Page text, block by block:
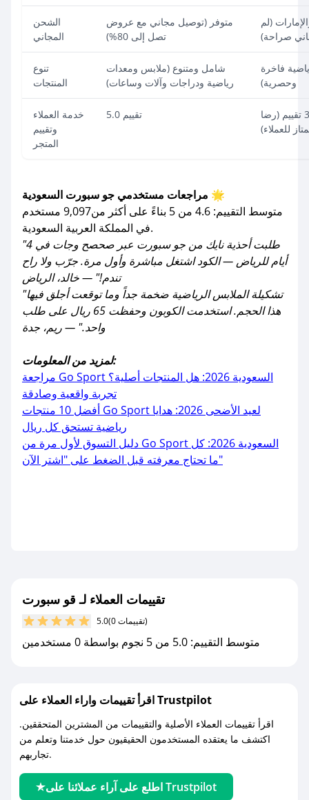
الشحن
المجاني
متوفر (توصيل مجاني مع عروض
تصل إلى 80%)
(لم
صراحة)
تنوع
المنتجات
شامل ومتنوع (ملابس ومعدات
رياضية ودراجات وآلات وساعات)
فاخرة
وحصرية)
خدمة العملاء
وتقييم
المتجر
تقييم 5.0
تقييم 5.0 بناءً على 320 تقييم (رضا
للعملاء)
مراجعات مستخدمي جو سبورت السعودية 🌟
متوسط التقييم: 4.6 من 5 بناءً على أكثر من9,097 مستخدم
في المملكة العربية السعودية.
"طلبت أحذية نايك من جو سبورت عبر صحصح وجات في 4
أيام للرياض — الكود اشتغل مباشرة وأول مرة. جرّب ولا راح
تندم!" — خالد، الرياض
"تشكيلة الملابس الرياضية ضخمة جداً وما توقعت أجلق فيها
هذا الحجم. استخدمت الكوبون وحفظت 65 ريال على طلب
واحد." — ريم، جدة
لمزيد من المعلومات:
مراجعة Go Sport السعودية 2026: هل المنتجات أصلية؟
تجربة واقعية وصادقة
أفضل 10 منتجات Go Sport لعيد الأضحى 2026: هدايا
رياضية تستحق كل ريال
دليل التسوق لأول مرة من Go Sport السعودية 2026: كل
ما تحتاج معرفته قبل الضغط على "اشتر الآن"
تقييمات العملاء لـ قو سبورت
5.0 (0 تقييمات)
متوسط التقييم: 5.0 من 5 نجوم بواسطة 0 مستخدمين
اقرأ تقييمات واراء العملاء على Trustpilot
اقرأ تقييمات العملاء الأصلية والتقييمات من المشترين المتحققين.
اكتشف ما يعتقده المستخدمون الحقيقيون حول خدمتنا وتعلم من
تجاربهم.
اطلع على آراء عملائنا على Trustpilot